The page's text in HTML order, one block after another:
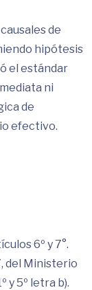
de
hipótesis
el estándar
ni
de
efectivo.
6º y 7°.
del Ministerio
y 5º letra b).